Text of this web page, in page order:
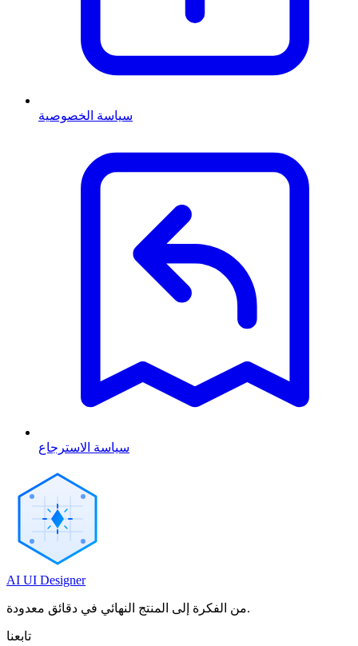
سياسة الخصوصية
سياسة الاسترجاع
AI UI Designer
من الفكرة إلى المنتج النهائي في دقائق معدودة.
تابعنا